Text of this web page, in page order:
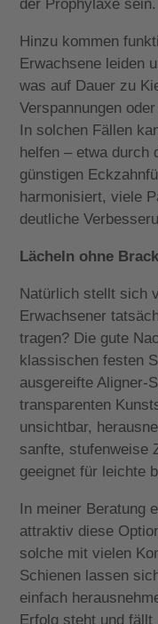
der Prophylaxe sein.
Hinzu kommen
Erwachsene leiden
was auf Dauer zu
Verspannungen
In solchen Fällen
helfen – etwa durch
günstigen
harmonisiert, viele
deutliche
Lächeln ohne
Natürlich stellt sich
Erwachsener
tragen? Die gute
klassischen festen
ausgereifte Aligner-
transparenten
unsichtbar,
sanfte, stufenweise
geeignet für leichte
In meiner Beratung
attraktiv diese
solche mit vielen
Schienen lassen
einfach
Erfolg steht und